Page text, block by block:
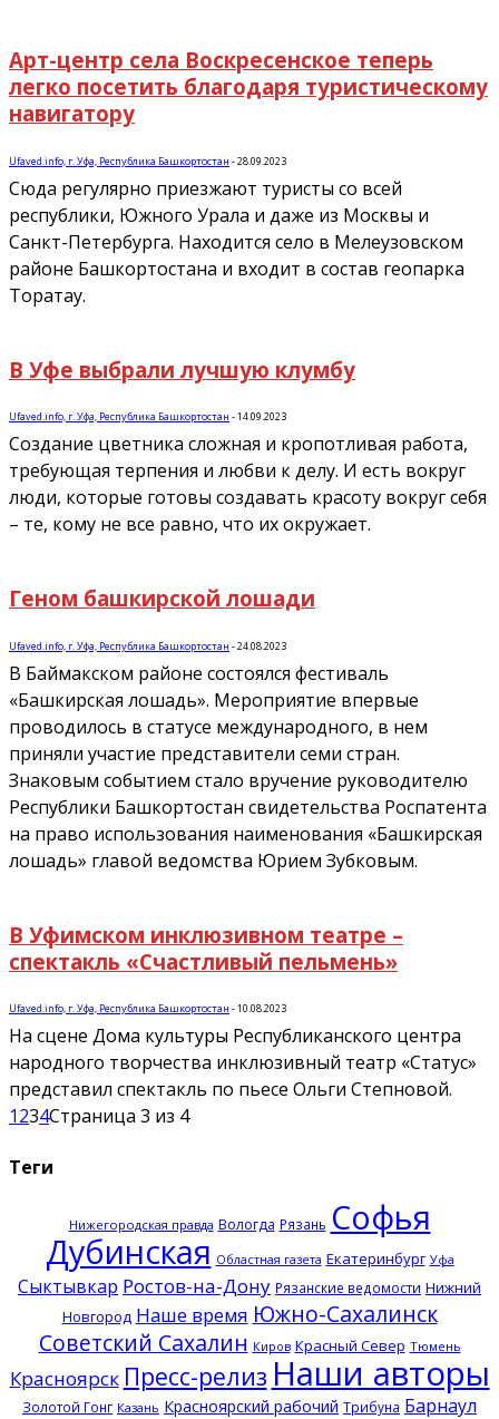
Арт-центр села Воскресенское теперь
легко посетить благодаря туристическому
навигатору
Ufaved.info, г. Уфа, Республика Башкортостан -28.09.2023
Сюда регулярно приезжают туристы со всей
республики, Южного Урала и даже из Москвы и
Санкт-Петербурга. Находится село в Мелеузовском
районе Башкортостана и входит в состав геопарка
Торатау.
В Уфе выбрали лучшую клумбу
Ufaved.info, г. Уфа, Республика Башкортостан -14.09.2023
Создание цветника сложная и кропотливая работа,
требующая терпения и любви к делу. И есть вокруг
люди, которые готовы создавать красоту вокруг себя
– те, кому не все равно, что их окружает.
Геном башкирской лошади
Ufaved.info, г. Уфа, Республика Башкортостан -24.08.2023
В Баймакском районе состоялся фестиваль
«Башкирская лошадь». Мероприятие впервые
проводилось в статусе международного, в нем
приняли участие представители семи стран.
Знаковым событием стало вручение руководителю
Республики Башкортостан свидетельства Роспатента
на право использования наименования «Башкирская
лошадь» главой ведомства Юрием Зубковым.
В Уфимском инклюзивном театре –
спектакль «Счастливый пельмень»
Ufaved.info, г. Уфа, Республика Башкортостан -10.08.2023
На сцене Дома культуры Республиканского центра
народного творчества инклюзивный театр «Статус»
представил спектакль по пьесе Ольги Степновой.
1234Страница 3 из 4
Теги
Нижегородская правда Вологда Рязань Софья
Дубинская Областная газета Екатеринбург Уфа
Сыктывкар Ростов-на-Дону Рязанские ведомости Нижний
Новгород Наше время Южно-Сахалинск
Советский Сахалин Киров Красный Север Тюмень
Красноярск Пресс-релиз Наши авторы
Золотой Гонг Казань Красноярский рабочий Трибуна Барнаул